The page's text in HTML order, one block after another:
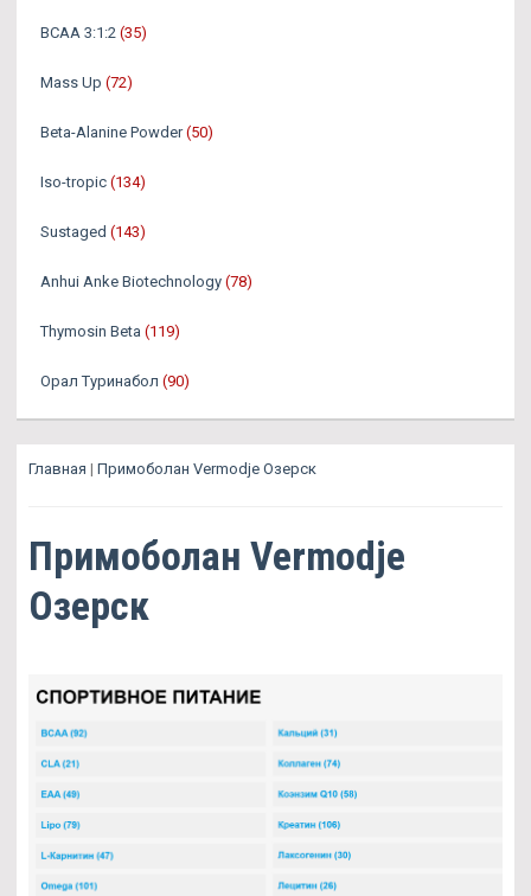
BCAA 3:1:2 (35)
Mass Up (72)
Beta-Alanine Powder (50)
Iso-tropic (134)
Sustaged (143)
Anhui Anke Biotechnology (78)
Thymosin Beta (119)
Орал Туринабол (90)
Главная | Примоболан Vermodje Озерск
Примоболан Vermodje
Озерск